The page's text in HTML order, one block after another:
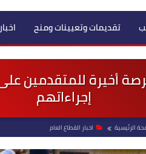
تقديمات وتعيينات ومنح
أخيرة للمتقدمين
إجراءاتهم
الرئيسية اخبار القطاع العام